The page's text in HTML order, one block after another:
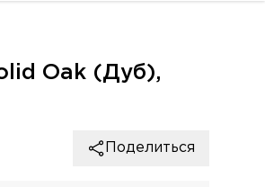
Oak (Дуб),
Поделиться